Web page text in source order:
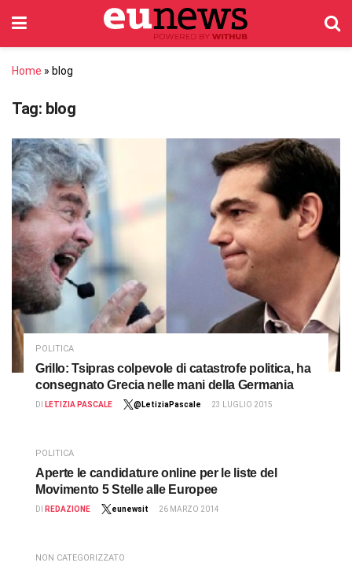
Home » blog
Tag: blog
POLITICA
Grillo: Tsipras colpevole di catastrofe politica, ha
consegnato Grecia nelle mani della Germania
DI LETIZIA PASCALE @LetiziaPascale 23 LUGLIO 2015
POLITICA
Aperte le candidature online per le liste del
Movimento 5 Stelle alle Europee
DI REDAZIONE eunewsit 26 MARZO 2014
NON CATEGORIZZATO